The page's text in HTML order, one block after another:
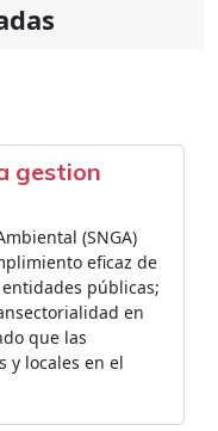
gestion
(SNGA)
eficaz de
públicas;
en
que las
y locales en el